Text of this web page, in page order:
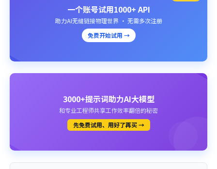
一个账号试用1000+ API
助力AI无缝链接物理世界 · 无需多次注册
免费开始试用 →
3000+提示词助力AI大模型
和专业工程师共享工作效率翻倍的秘密
先免费试用、用好了再买 →